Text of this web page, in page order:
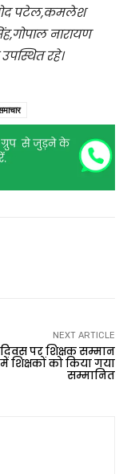
पटेल,कमलेश
नारायण
रहे।
NEXT ARTICLE
पर शिक्षक सम्मान
शिक्षकों को किया गया
सम्मानित